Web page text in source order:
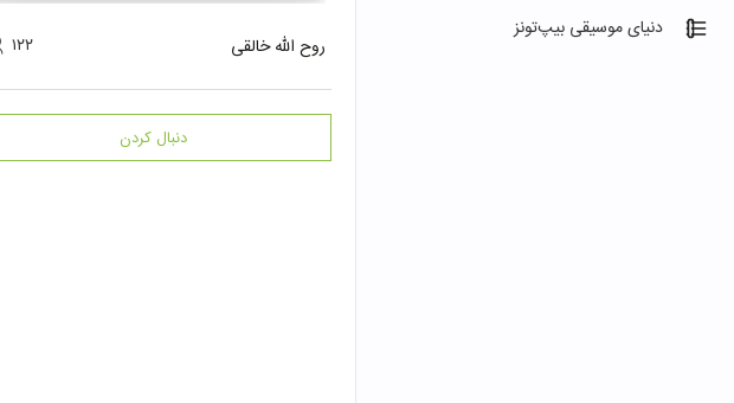
دنیای موسیقی بیپ‌تونز
روح الله خالقی ۱۲۲
دنبال کردن